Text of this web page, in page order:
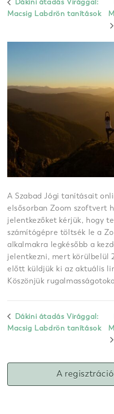
Dákini átadás Virággal:
Macsig Labdrön tanítások
A Szabad Jógi tanításait
elsősorban Zoom szoftvert
jelentkezőket kérjük, hogy
számítógépre töltsék le a
alkalmakra legkésőbb a
jelentkezni, mert körülbelül
előtt küldjük ki az aktuális
Köszönjük
Dákini átadás Virággal:
Macsig Labdrön tanítások
A